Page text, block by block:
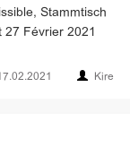
Stammtisch
27 Février 2021
Kire